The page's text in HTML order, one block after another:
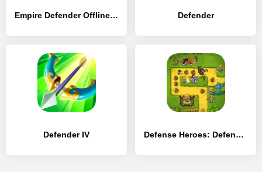
Empire Defender Offline Games Defender
Defender IV Defense Heroes: Defender War Tower Defense